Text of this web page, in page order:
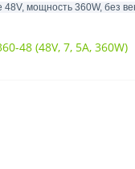
мощность 360W, без
48 (48V, 7, 5A, 360W)